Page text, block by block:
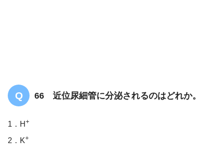
66 近位尿細管に分泌されるのはどれか。
1．H +
2．K+